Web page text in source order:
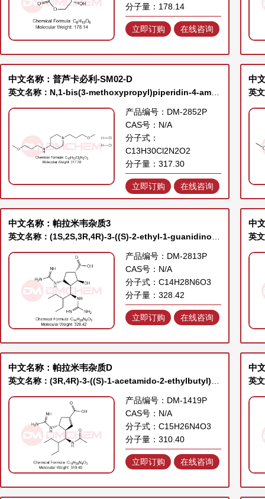
分子量：178.14
立即订购 在线咨询
中文名称：普芦卡必利-SM02-D
英文名称：N,1-bis(3-methoxypropyl)piperidin-4-amine dihydrochloride
产品编号：DM-2852P
CAS号：N/A
分子式：
C13H30Cl2N2O2
分子量：317.30
立即订购 在线咨询
中
中文名称：帕拉米韦杂质3
英文名称：(1S,2S,3R,4R)-3-((S)-2-ethyl-1-guanidinobutyl)-4-guanidino-2-hydroxycyclopentane-1-carboxylic acid
产品编号：DM-2813P
CAS号：N/A
分子式：C14H28N6O3
分子量：328.42
立即订购 在线咨询
中
中文名称：帕拉米韦杂质D
英文名称：(3R,4R)-3-((S)-1-acetamido-2-ethylbutyl)-4-guanidinocyclopent-1-ene-1-carboxylic acid
产品编号：DM-1419P
CAS号：N/A
分子式：C15H26N4O3
分子量：310.40
立即订购 在线咨询
中